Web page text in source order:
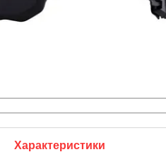
Характеристики